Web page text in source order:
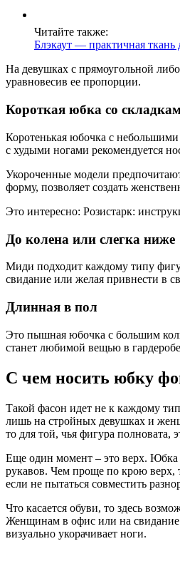
Читайте также:
Блэкаут — практичная
На девушках с прямоугольной
уравновесив ее пропорции.
Короткая юбка со
Коротенькая юбочка с
с худыми ногами рекомендуется
Укороченные модели
форму, позволяет создать
Это интересно: Розистарк:
До колена или слегка ниже
Миди подходит каждому типу
свидание или желая привнести в
Длинная в пол
Это пышная юбочка с большим
станет любимой вещью в
С чем носить юбку
Такой фасон идет не к каждому
лишь на стройных девушках и
то для той, чья фигура
Еще один момент – это верх. Юбка
рукавов. Чем проще по крою верх,
если не пытаться совместить
Что касается обуви, то здесь
Женщинам в офис или на свидание
визуально укорачивает ноги.